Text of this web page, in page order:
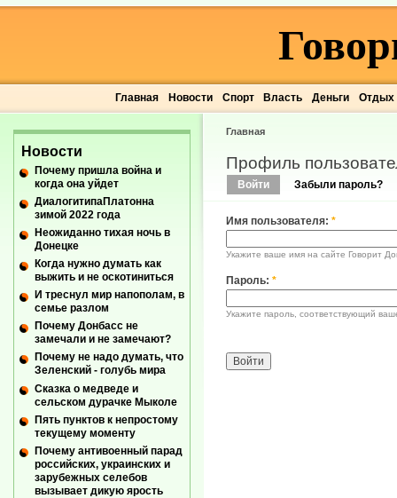
Главная Новости Спорт Власть Деньги Отдых
Главная
Профиль
Войти Забыли пароль?
Имя пользователя: *
Укажите ваше имя на сайте Говорит
Пароль: *
Укажите пароль, соответствующий
Новости
Почему пришла война и
когда она уйдет
ДиалогитипаПлатонна
зимой 2022 года
Неожиданно тихая ночь в
Донецке
Когда нужно думать как
выжить и не оскотиниться
И треснул мир напополам, в
семье разлом
Почему Донбасс не
замечали и не замечают?
Почему не надо думать, что
Зеленский - голубь мира
Сказка о медведе и
сельском дурачке Мыколе
Пять пунктов к непростому
текущему моменту
Почему антивоенный парад
российских, украинских и
зарубежных селебов
вызывает дикую ярость